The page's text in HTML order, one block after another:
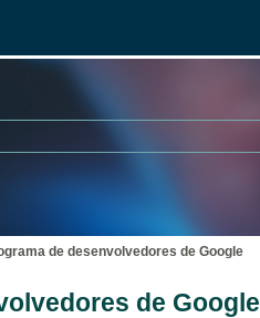
de desenvolvedores de Google
de Google